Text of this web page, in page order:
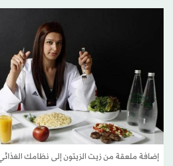
إضافة ملعقة من زيت الزيتون إلى نظامك